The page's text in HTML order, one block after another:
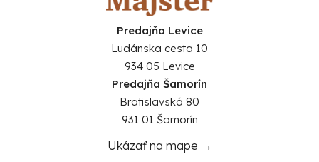
Predajňa Levice
Ludánska cesta 10
934 05 Levice
Predajňa Šamorín
Bratislavská 80
931 01 Šamorín
Ukázať na mape →